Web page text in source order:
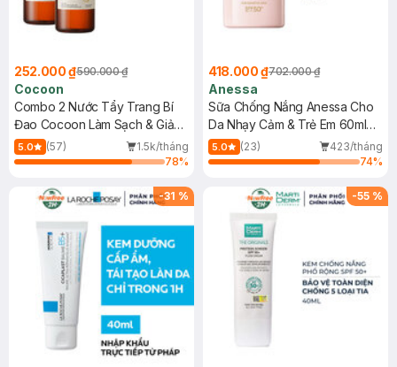
252.000 ₫590.000 ₫
Cocoon
Combo 2 Nước Tẩy Trang Bí
Đao Cocoon Làm Sạch & Giảm
Dầu 500ml
5.0 (57)
1.5k/tháng
78%
418.000 ₫702.000 ₫
Anessa
Sữa Chống Nắng Anessa Cho
Da Nhạy Cảm & Trẻ Em 60ml
(Mới)
5.0 (23)
423/tháng
74%
-31 % -55 %